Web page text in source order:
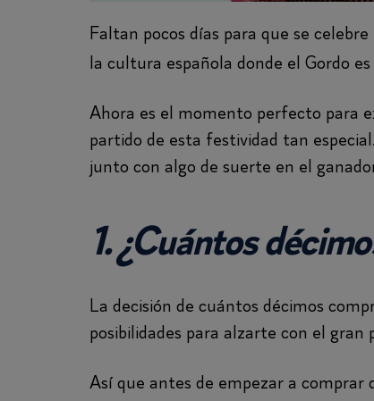
Faltan pocos días para que se celebre
la cultura española donde el Gordo
Ahora es el momento perfecto para
partido de esta festividad tan
junto con algo de suerte en el
1. ¿Cuántos
La decisión de cuántos décimos
posibilidades para alzarte con el
Así que antes de empezar a